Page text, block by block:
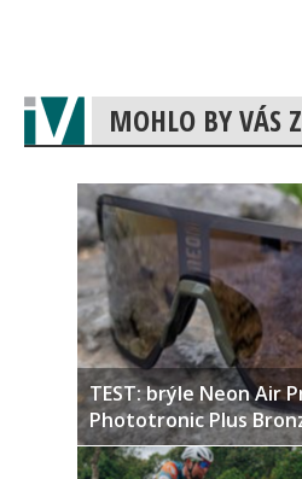
MOHLO BY VÁS
TEST: brýle Neon Air
Phototronic Plus